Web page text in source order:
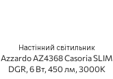
Настінний світильник
Azzardo AZ4368 Casoria SLIM
DGR, 6 Вт, 450 лм, 3000K